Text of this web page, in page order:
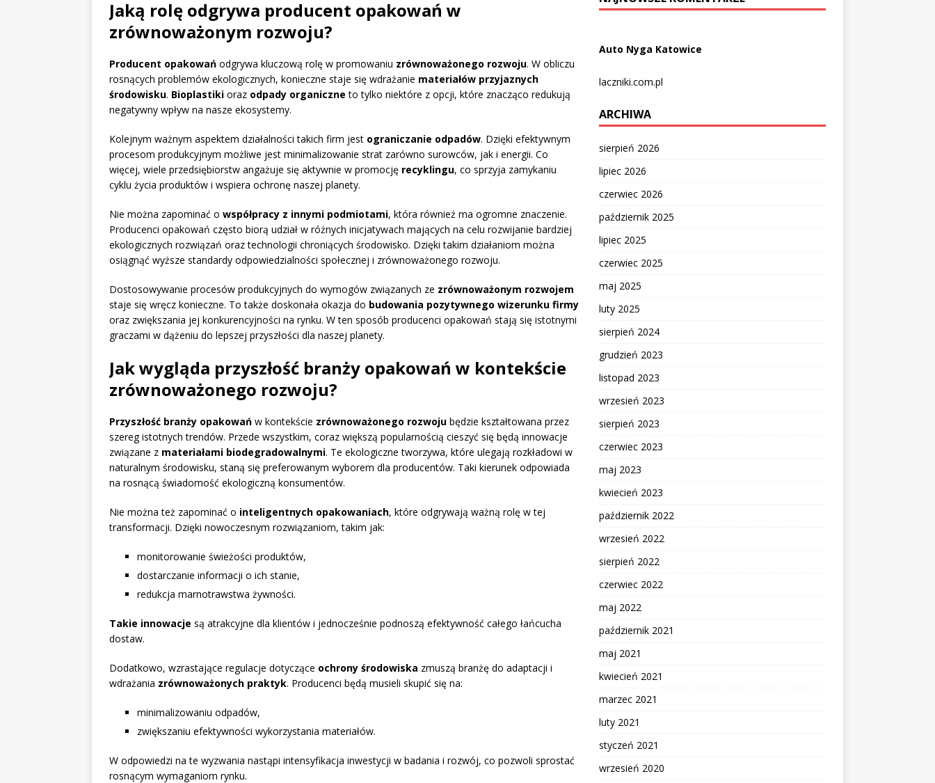
Jaką rolę odgrywa producent opakowań w
zrównoważonym rozwoju?
Producent opakowań odgrywa kluczową rolę w promowaniu zrównoważonego rozwoju. W obliczu
rosnących problemów ekologicznych, konieczne staje się wdrażanie materiałów przyjaznych
środowisku. Bioplastiki oraz odpady organiczne to tylko niektóre z opcji, które znacząco redukują
negatywny wpływ na nasze ekosystemy.
Kolejnym ważnym aspektem działalności takich firm jest ograniczanie odpadów. Dzięki efektywnym
procesom produkcyjnym możliwe jest minimalizowanie strat zarówno surowców, jak i energii. Co
więcej, wiele przedsiębiorstw angażuje się aktywnie w promocję recyklingu, co sprzyja zamykaniu
cyklu życia produktów i wspiera ochronę naszej planety.
Nie można zapominać o współpracy z innymi podmiotami, która również ma ogromne znaczenie.
Producenci opakowań często biorą udział w różnych inicjatywach mających na celu rozwijanie bardziej
ekologicznych rozwiązań oraz technologii chroniących środowisko. Dzięki takim działaniom można
osiągnąć wyższe standardy odpowiedzialności społecznej i zrównoważonego rozwoju.
Dostosowywanie procesów produkcyjnych do wymogów związanych ze zrównoważonym rozwojem
staje się wręcz konieczne. To także doskonała okazja do budowania pozytywnego wizerunku firmy
oraz zwiększania jej konkurencyjności na rynku. W ten sposób producenci opakowań stają się istotnymi
graczami w dążeniu do lepszej przyszłości dla naszej planety.
Jak wygląda przyszłość branży opakowań w kontekście
zrównoważonego rozwoju?
Przyszłość branży opakowań w kontekście zrównoważonego rozwoju będzie kształtowana przez
szereg istotnych trendów. Przede wszystkim, coraz większą popularnością cieszyć się będą innowacje
związane z materiałami biodegradowalnymi. Te ekologiczne tworzywa, które ulegają rozkładowi w
naturalnym środowisku, staną się preferowanym wyborem dla producentów. Taki kierunek odpowiada
na rosnącą świadomość ekologiczną konsumentów.
Nie można też zapominać o inteligentnych opakowaniach, które odgrywają ważną rolę w tej
transformacji. Dzięki nowoczesnym rozwiązaniom, takim jak:
monitorowanie świeżości produktów,
dostarczanie informacji o ich stanie,
redukcja marnotrawstwa żywności.
Takie innowacje są atrakcyjne dla klientów i jednocześnie podnoszą efektywność całego łańcucha
dostaw.
Dodatkowo, wzrastające regulacje dotyczące ochrony środowiska zmuszą branżę do adaptacji i
wdrażania zrównoważonych praktyk. Producenci będą musieli skupić się na:
minimalizowaniu odpadów,
zwiększaniu efektywności wykorzystania materiałów.
W odpowiedzi na te wyzwania nastąpi intensyfikacja inwestycji w badania i rozwój, co pozwoli sprostać
rosnącym wymaganiom rynku.
Auto Nyga Katowice
laczniki.com.pl
ARCHIWA
sierpień 2026
lipiec 2026
czerwiec 2026
październik 2025
lipiec 2025
czerwiec 2025
maj 2025
luty 2025
sierpień 2024
grudzień 2023
listopad 2023
wrzesień 2023
sierpień 2023
czerwiec 2023
maj 2023
kwiecień 2023
październik 2022
wrzesień 2022
sierpień 2022
czerwiec 2022
maj 2022
październik 2021
maj 2021
kwiecień 2021
marzec 2021
luty 2021
styczeń 2021
wrzesień 2020